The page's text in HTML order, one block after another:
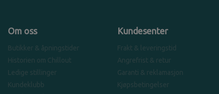
Om oss
Butikker & åpningstider
Historien om Chillout
Ledige stillinger
Kundeklubb
Kundesenter
Frakt & leveringstid
Angrefrist & retur
Garanti & reklamasjon
Kjøpsbetingelser